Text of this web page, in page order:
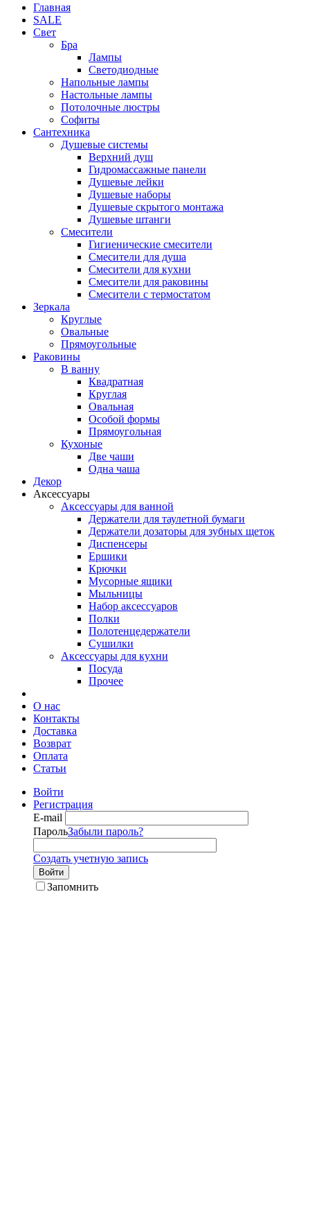
Главная
SALE
Свет
Бра
Лампы
Светодиодные
Напольные лампы
Настольные лампы
Потолочные люстры
Софиты
Сантехника
Душевые системы
Верхний душ
Гидромассажные панели
Душевые лейки
Душевые наборы
Душевые скрытого монтажа
Душевые штанги
Смесители
Гигиенические смесители
Смесители для душа
Смесители для кухни
Смесители для раковины
Смесители с термостатом
Зеркала
Круглые
Овальные
Прямоугольные
Раковины
В ванну
Квадратная
Круглая
Овальная
Особой формы
Прямоугольная
Кухоные
Две чаши
Одна чаша
Декор
Аксессуары
Аксессуары для ванной
Держатели для таулетной бумаги
Держатели дозаторы для зубных щеток
Диспенсеры
Ершики
Крючки
Мусорные ящики
Мыльницы
Набор аксессуаров
Полки
Полотенцедержатели
Сушилки
Аксессуары для кухни
Посуда
Прочее
О нас
Контакты
Доставка
Возврат
Оплата
Статьи
Войти
Регистрация
E-mail
ПарольЗабыли пароль?
Создать учетную запись
Войти
Запомнить